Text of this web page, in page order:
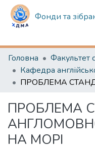
Фонди та
Головна
ПРОБЛЕМА
НА МОРІ